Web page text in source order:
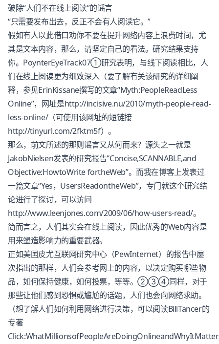
破除“人们不在线上阅读”的谣言
“只需要发布出去，反正不会有人阅读它。”
假如有人以此借口劝你不要在提升网络内容上浪费时间，尤
其是文本内容，那么，请坚定自己的看法。研究结果支持
你。PoynterEyeTrack07①研究表明，与线下阅读相比，人
们在线上阅读更为细致深入（要了解有关该研究的详细阐
释，参见ErinKissane撰写的文章“Myth:PeopleReadLess
Online”，网址是http://incisive.nu/2010/myth-people-read-
less-online/（可使用该网址的短链接
http://tinyurl.com/2fktm5f）。
那么，前文所述的那则谣言又从何而来？源头之一就是
JakobNielsen发表的研究报告“Concise,SCANNABLE,and
Objective:HowtoWrite fortheWeb”。而我在博客上发表过
一篇文章“Yes，UsersReadontheWeb”，专门就这个研究结
论进行了探讨，可以访问
http://www.leenjones.com/2009/06/how-users-read/。
简而言之，人们其实会在线上阅读，因此优秀的Web内容是
用来塑造影响力的重要武器。
正如美国皮尤互联网研究中心（PewInternet）的报告中屡
次指出的那样，人们会参考网上的内容，以决定购买哪些物
品，如何保持健康，如何投票，等等。②③④同样，对于
那些让他们感到恐惧或尴尬的话题，人们也会向网络求助。
（想了解人们如何利用网络进行决策，可以阅读BillTancer的
专著